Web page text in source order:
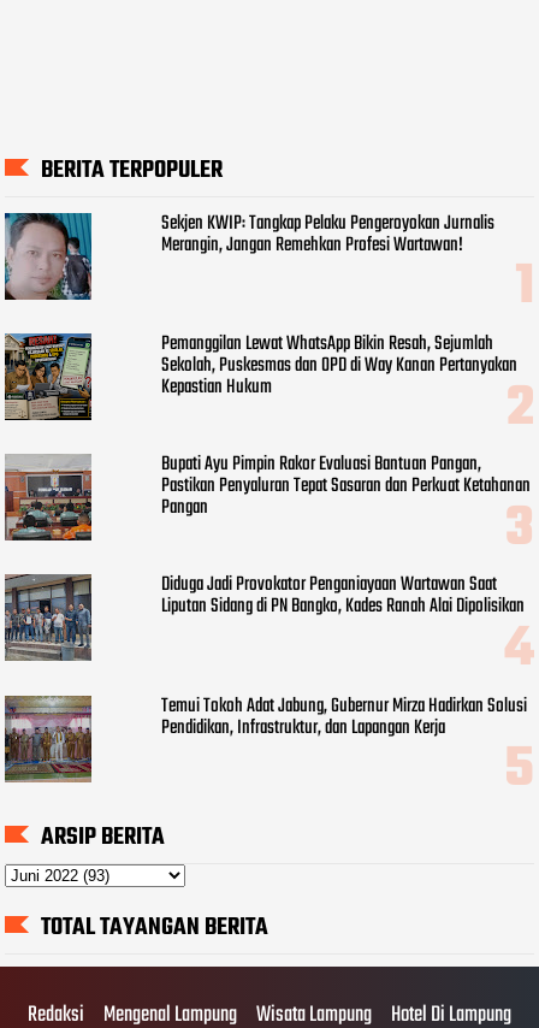
BERITA TERPOPULER
Sekjen KWIP: Tangkap Pelaku Pengeroyokan Jurnalis
Merangin, Jangan Remehkan Profesi Wartawan!
Pemanggilan Lewat WhatsApp Bikin Resah, Sejumlah
Sekolah, Puskesmas dan OPD di Way Kanan Pertanyakan
Kepastian Hukum
Bupati Ayu Pimpin Rakor Evaluasi Bantuan Pangan,
Pastikan Penyaluran Tepat Sasaran dan Perkuat Ketahanan
Pangan
Diduga Jadi Provokator Penganiayaan Wartawan Saat
Liputan Sidang di PN Bangko, Kades Ranah Alai Dipolisikan
Temui Tokoh Adat Jabung, Gubernur Mirza Hadirkan Solusi
Pendidikan, Infrastruktur, dan Lapangan Kerja
ARSIP BERITA
TOTAL TAYANGAN BERITA
Redaksi Mengenal Lampung Wisata Lampung Hotel Di Lampung